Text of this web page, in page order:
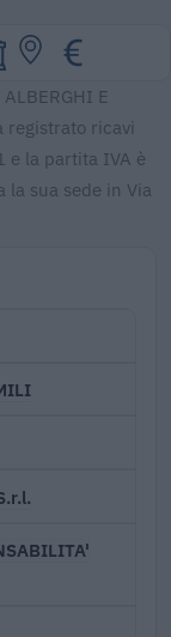
E
registrato ricavi
e la partita IVA è
la sua sede in Via